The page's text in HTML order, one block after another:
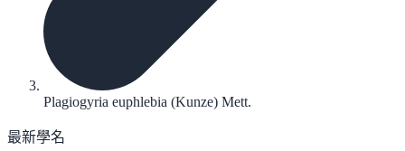
Plagiogyria euphlebia (Kunze) Mett.
最新學名